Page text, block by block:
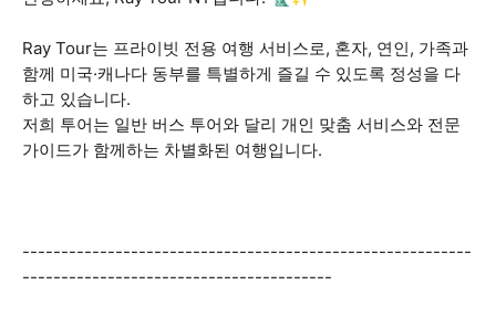
Ray Tour는 프라이빗 전용 여행 서비스로, 혼자, 연인, 가족과
함께 미국·캐나다 동부를 특별하게 즐길 수 있도록 정성을 다
하고 있습니다.
저희 투어는 일반 버스 투어와 달리 개인 맞춤 서비스와 전문
가이드가 함께하는 차별화된 여행입니다.
----------------------------------------------------------
----------------------------------------